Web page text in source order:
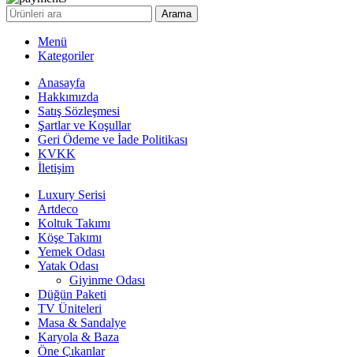
Arama
Menü
Kategoriler
Anasayfa
Hakkımızda
Satış Sözleşmesi
Şartlar ve Koşullar
Geri Ödeme ve İade Politikası
KVKK
İletişim
Luxury Serisi
Artdeco
Koltuk Takımı
Köşe Takımı
Yemek Odası
Yatak Odası
Giyinme Odası
Düğün Paketi
TV Üniteleri
Masa & Sandalye
Karyola & Baza
Öne Çıkanlar